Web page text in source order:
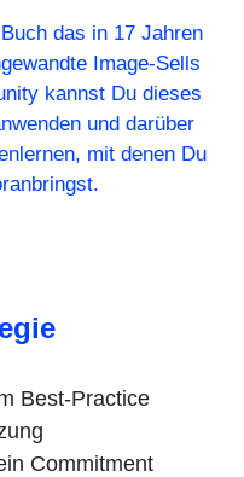
das in 17 Jahren
Image-Sells
kannst Du dieses
und darüber
mit denen Du
Best-Practice
Commitment